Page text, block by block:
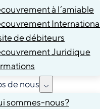
à l’amiable
de débiteurs
Juridique
de nous
sommes-nous?